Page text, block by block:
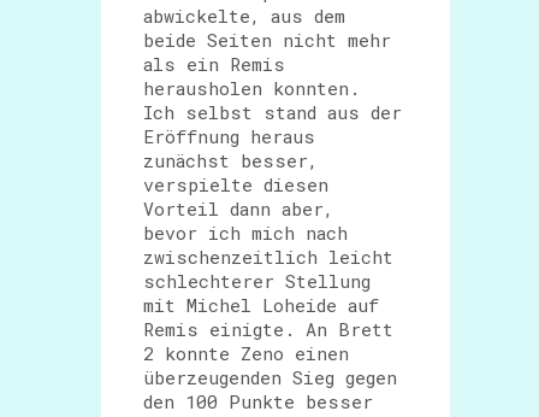
abwickelte, aus dem
beide Seiten nicht mehr
als ein Remis
herausholen konnten.
Ich selbst stand aus der
Eröffnung heraus
zunächst besser,
verspielte diesen
Vorteil dann aber,
bevor ich mich nach
zwischenzeitlich leicht
schlechterer Stellung
mit Michel Loheide auf
Remis einigte. An Brett
2 konnte Zeno einen
überzeugenden Sieg gegen
den 100 Punkte besser